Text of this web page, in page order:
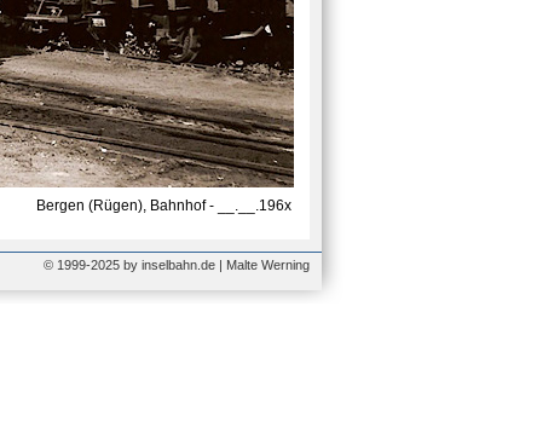
Bergen (Rügen), Bahnhof - __.__.196x
© 1999-2025 by inselbahn.de | Malte Werning